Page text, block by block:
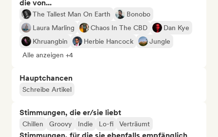
die von...
The Tallest Man On Earth
Bonobo
Laura Marling
Chaos In The CBD
Dan Kye
Khruangbin
Herbie Hancock
Jungle
Alle anzeigen +4
Hauptchancen
Schreibe Artikel
Stimmungen, die er/sie liebt
Chillen Groovy Indie Lo-fi Verträumt